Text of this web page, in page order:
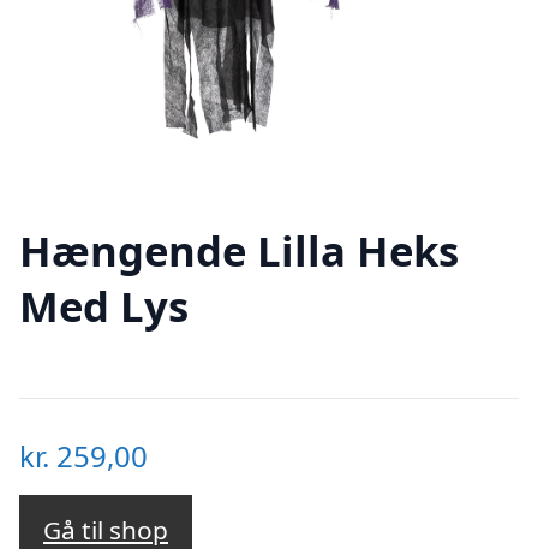
Hængende Lilla Heks
Med Lys
kr. 259,00
Gå til shop